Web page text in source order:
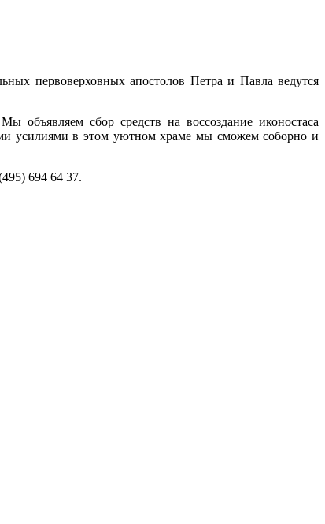
первоверховных апостолов Петра и Павла ведутся
объявляем сбор средств на воссоздание иконостаса
усилиями в этом уютном храме мы сможем соборно и
694 64 37.